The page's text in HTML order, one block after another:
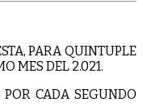
PARA QUINTUPLE
MES DEL 2.021.
CADA SEGUNDO